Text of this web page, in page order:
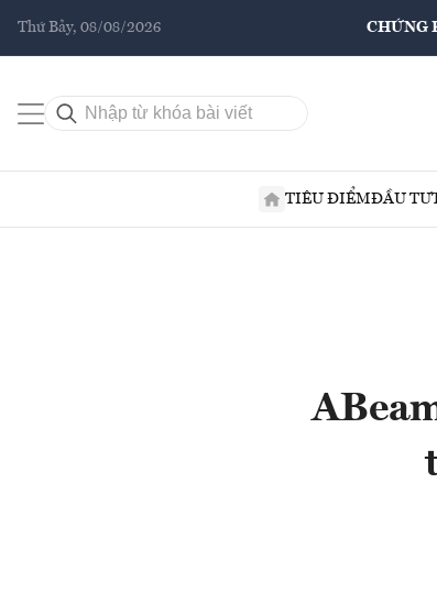
Thứ Bảy, 08/08/2026 CHỨNG
TIÊU ĐIỂMĐẦU TƯ